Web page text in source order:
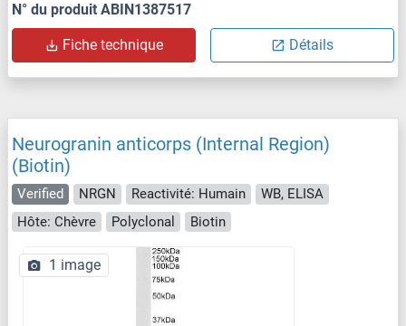
N° du produit ABIN1387517
Fiche technique Détails
Neurogranin anticorps (Internal Region)
(Biotin)
Verified NRGN Reactivité: Humain
WB, ELISA
Hôte: Chèvre
Polyclonal Biotin
1 image